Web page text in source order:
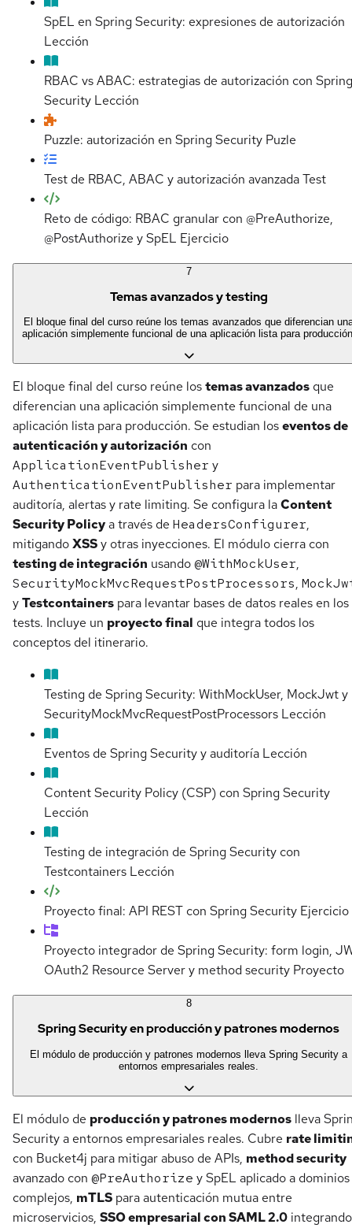
SpEL en Spring Security: expresiones de autorización
Lección
RBAC vs ABAC: estrategias de autorización con Spring
Security Lección
Puzzle: autorización en Spring Security Puzle
Test de RBAC, ABAC y autorización avanzadaTest
Reto de código: RBAC granular con @PreAuthorize,
@PostAuthorize y SpEL Ejercicio
7
Temas avanzados y testing
El bloque final del curso reúne los temas avanzados que diferencian
aplicación simplemente funcional de una aplicación lista para
El bloque final del curso reúne lostemas avanzados que
diferencian una aplicación simplemente funcional de una
aplicación lista para producción. Se estudian loseventos de
autenticación y autorización con
ApplicationEventPublisher y
AuthenticationEventPublisher para implementar
auditoría, alertas y rate limiting. Se configura laContent
Security Policya través de HeadersConfigurer,
mitigandoXSSy otras inyecciones. El módulo cierra con
testing de integración usando@WithMockUser,
SecurityMockMvcRequestPostProcessors,
yTestcontainers para levantar bases de datos reales en los
tests. Incluye un proyecto final que integra todos los
conceptos del itinerario.
Testing de Spring Security: WithMockUser, MockJwt y
SecurityMockMvcRequestPostProcessors Lección
Eventos de Spring Security y auditoría Lección
Content Security Policy (CSP) con Spring Security
Lección
Testing de integración de Spring Security con
Testcontainers Lección
Proyecto final: API REST con Spring Security Ejercicio
Proyecto integrador de Spring Security: form login,
OAuth2 Resource Server y method security Proyecto
8
Spring Security en producción y patrones modernos
El módulo de producción y patrones modernos lleva Spring Security a
entornos empresariales reales.
El módulo de producción y patrones modernos lleva
Security a entornos empresariales reales. Cubre rate
con Bucket4j para mitigar abuso de APIs, method security
avanzado con @PreAuthorize y SpEL aplicado a dominios
complejos, mTLS para autenticación mutua entre
microservicios, SSO empresarial con SAML 2.0 integrando